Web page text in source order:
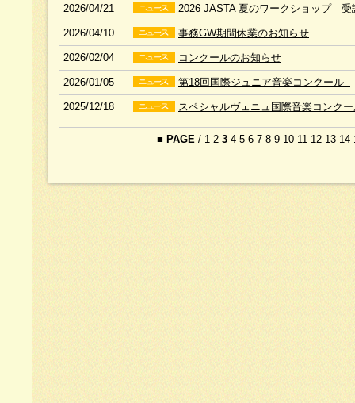
2026/04/21 2026 JASTA 夏のワークショップ 受
2026/04/10 事務GW期間休業のお知らせ
2026/02/04 コンクールのお知らせ
2026/01/05 第18回国際ジュニア音楽コンクール
2025/12/18 スペシャルヴェニュ国際音楽コンク
■ PAGE / 1 2 3 4 5 6 7 8 9 10 11 12 13 14